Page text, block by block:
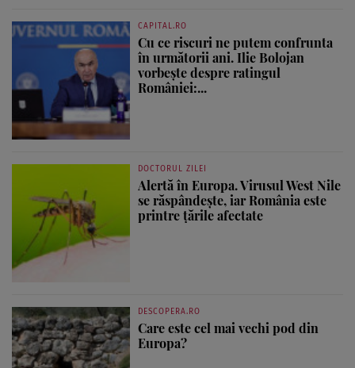
CAPITAL.RO
Cu ce riscuri ne putem confrunta
în următorii ani. Ilie Bolojan
vorbește despre ratingul
României:...
DOCTORUL ZILEI
Alertă în Europa. Virusul West Nile
se răspândește, iar România este
printre țările afectate
DESCOPERA.RO
Care este cel mai vechi pod din
Europa?